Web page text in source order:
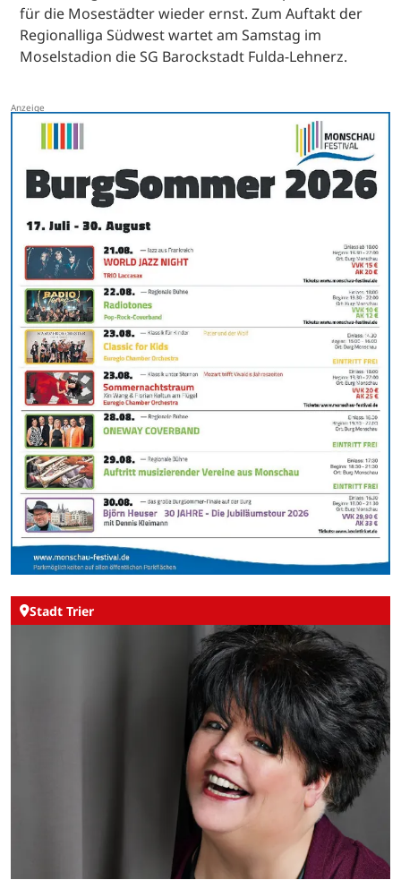
für die Mosestädter wieder ernst. Zum Auftakt der
Regionalliga Südwest wartet am Samstag im
Moselstadion die SG Barockstadt Fulda-Lehnerz.
Stadt Trier